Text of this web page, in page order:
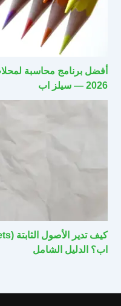
أفضل برنامج محاسبة
2026 — سيلز اب
اب؟ الدليل الشامل